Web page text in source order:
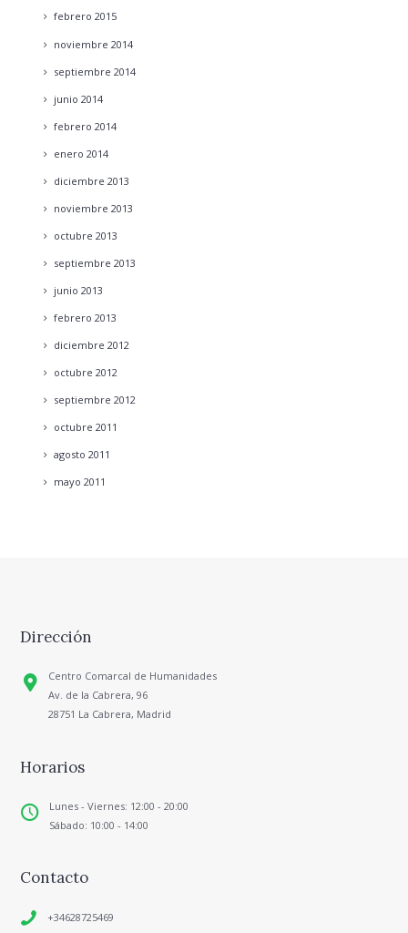
febrero 2015
noviembre 2014
septiembre 2014
junio 2014
febrero 2014
enero 2014
diciembre 2013
noviembre 2013
octubre 2013
septiembre 2013
junio 2013
febrero 2013
diciembre 2012
octubre 2012
septiembre 2012
octubre 2011
agosto 2011
mayo 2011
Dirección
Centro Comarcal de Humanidades
Av. de la Cabrera, 96
28751 La Cabrera, Madrid
Horarios
Lunes - Viernes: 12:00 - 20:00
Sábado: 10:00 - 14:00
Contacto
+34628725469